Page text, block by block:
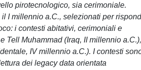
pirotecnologico, sia cerimoniale.
I millennio a.C., selezionati per
i contesti abitativi, cerimoniali e
Tell Muhammad (Iraq, II millennio
IV millennio a.C.). I contesti
dei legacy data orientata